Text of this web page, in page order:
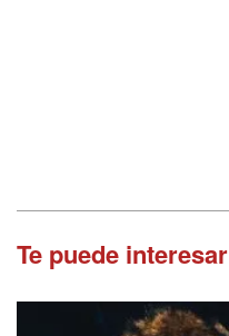
Te puede interesar